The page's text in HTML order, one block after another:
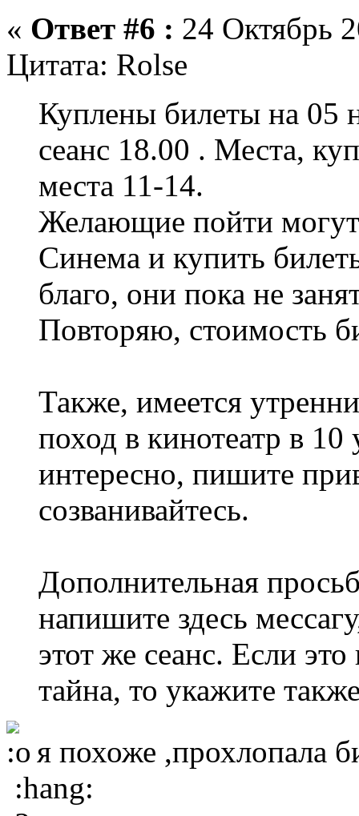
« Ответ #6 : 24 Октябрь
Цитата: Rolse
Куплены билеты на 05
сеанс 18.00 . Места,
места 11-14.
Желающие пойти
Синема и купить
благо, они пока не
Повторяю, стоимость
Также, имеется
поход в кинотеатр в
интересно, пишите
созванивайтесь.
Дополнительная
напишите здесь
этот же сеанс. Если это
тайна, то укажите
я похоже ,прохлопала
:hang: